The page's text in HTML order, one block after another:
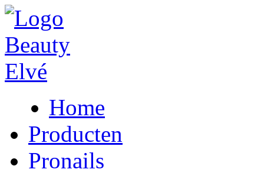
Home
Producten
Pronails